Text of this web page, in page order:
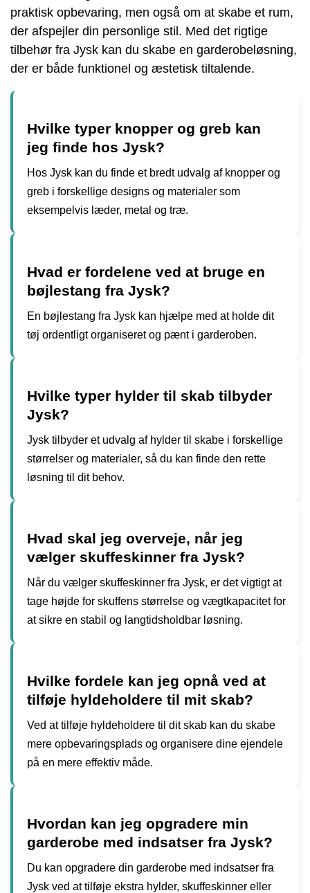
praktisk opbevaring, men også om at skabe et rum,
der afspejler din personlige stil. Med det rigtige
tilbehør fra Jysk kan du skabe en garderobeløsning,
der er både funktionel og æstetisk tiltalende.
Hvilke typer knopper og greb kan
jeg finde hos Jysk?
Hos Jysk kan du finde et bredt udvalg af knopper og
greb i forskellige designs og materialer som
eksempelvis læder, metal og træ.
Hvad er fordelene ved at bruge en
bøjlestang fra Jysk?
En bøjlestang fra Jysk kan hjælpe med at holde dit
tøj ordentligt organiseret og pænt i garderoben.
Hvilke typer hylder til skab tilbyder
Jysk?
Jysk tilbyder et udvalg af hylder til skabe i forskellige
størrelser og materialer, så du kan finde den rette
løsning til dit behov.
Hvad skal jeg overveje, når jeg
vælger skuffeskinner fra Jysk?
Når du vælger skuffeskinner fra Jysk, er det vigtigt at
tage højde for skuffens størrelse og vægtkapacitet for
at sikre en stabil og langtidsholdbar løsning.
Hvilke fordele kan jeg opnå ved at
tilføje hyldeholdere til mit skab?
Ved at tilføje hyldeholdere til dit skab kan du skabe
mere opbevaringsplads og organisere dine ejendele
på en mere effektiv måde.
Hvordan kan jeg opgradere min
garderobe med indsatser fra Jysk?
Du kan opgradere din garderobe med indsatser fra
Jysk ved at tilføje ekstra hylder, skuffeskinner eller